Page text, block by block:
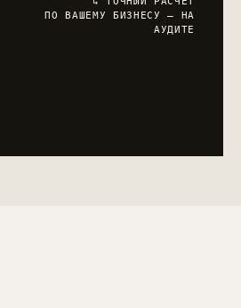
ПО ВАШЕМУ БИЗНЕСУ — НА
АУДИТЕ